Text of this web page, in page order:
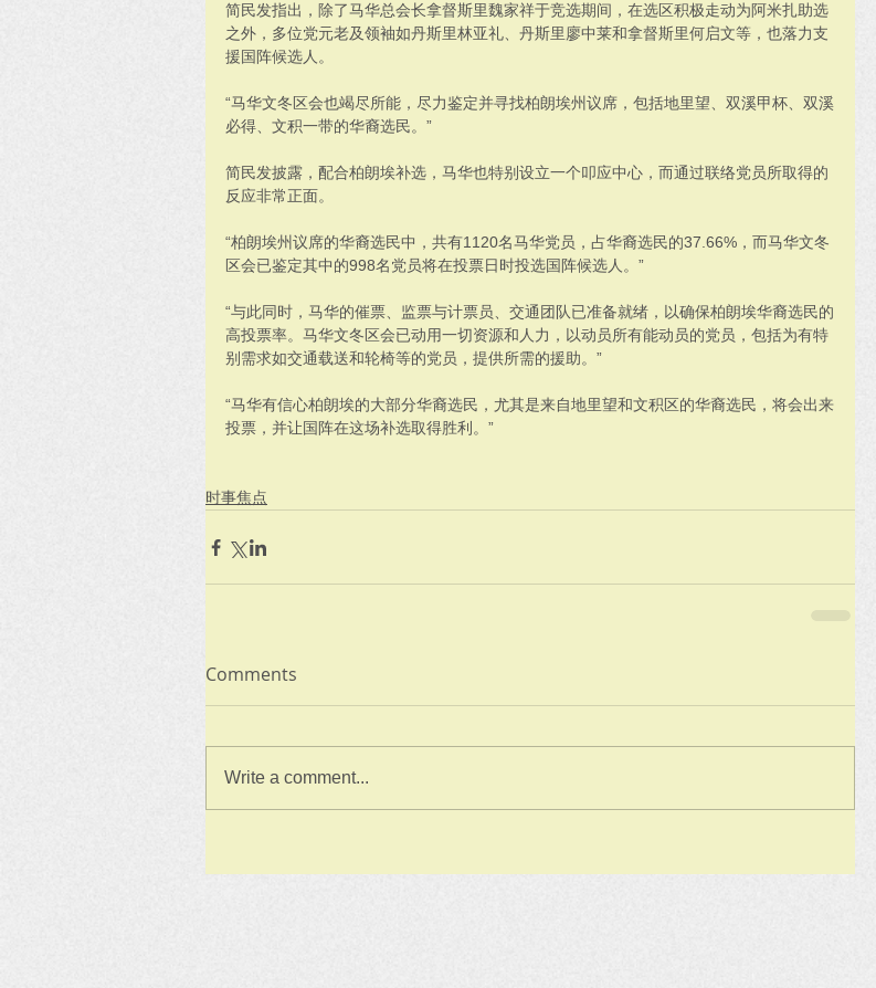
简民发指出，除了马华总会长拿督斯里魏家祥于竞选期间，在选区积极走动为阿米扎助选
之外，多位党元老及领袖如丹斯里林亚礼、丹斯里廖中莱和拿督斯里何启文等，也落力支
援国阵候选人。
“马华文冬区会也竭尽所能，尽力鉴定并寻找柏朗埃州议席，包括地里望、双溪甲杯、双溪
必得、文积一带的华裔选民。”
简民发披露，配合柏朗埃补选，马华也特别设立一个叩应中心，而通过联络党员所取得的
反应非常正面。
“柏朗埃州议席的华裔选民中，共有1120名马华党员，占华裔选民的37.66%，而马华文冬
区会已鉴定其中的998名党员将在投票日时投选国阵候选人。”
“与此同时，马华的催票、监票与计票员、交通团队已准备就绪，以确保柏朗埃华裔选民的
高投票率。马华文冬区会已动用一切资源和人力，以动员所有能动员的党员，包括为有特
别需求如交通载送和轮椅等的党员，提供所需的援助。”
“马华有信心柏朗埃的大部分华裔选民，尤其是来自地里望和文积区的华裔选民，将会出来
投票，并让国阵在这场补选取得胜利。”
时事焦点
Comments
Write a comment...